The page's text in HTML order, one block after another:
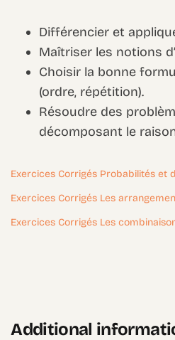
Différencier et
Maîtriser les notions
Choisir la bonne
(ordre, répétition).
Résoudre des
décomposant le
Exercices Corrigés Probabilités et
Exercices Corrigés Les
Exercices Corrigés Les
Additional